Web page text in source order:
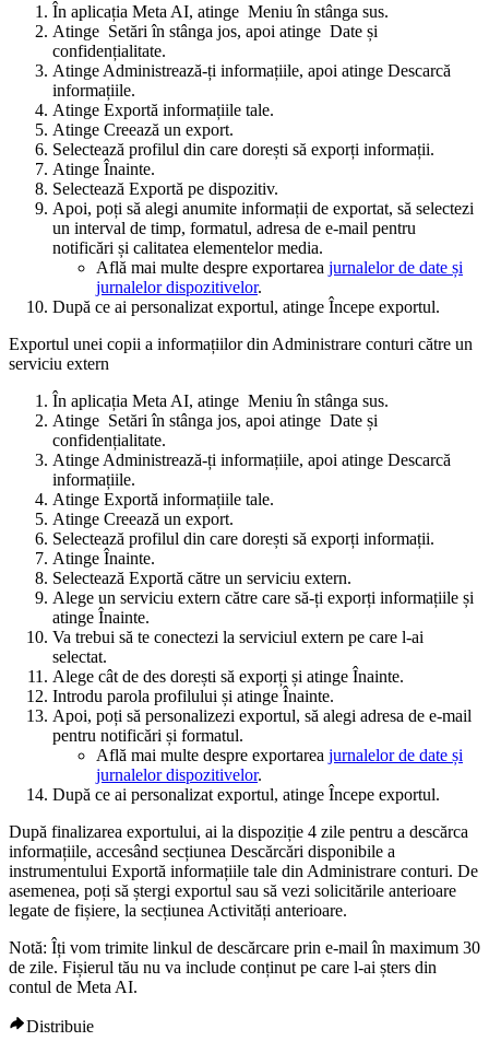
În aplicația Meta AI, atinge Meniu în stânga sus.
Atinge Setări în stânga jos, apoi atinge Date și
confidențialitate.
Atinge Administrează-ți informațiile, apoi atinge Descarcă
informațiile.
Atinge Exportă informațiile tale.
Atinge Creează un export.
Selectează profilul din care dorești să exporți informații.
Atinge Înainte.
Selectează Exportă pe dispozitiv.
Apoi, poți să alegi anumite informații de exportat, să selectezi
un interval de timp, formatul, adresa de e-mail pentru
notificări și calitatea elementelor media.
Află mai multe despre exportarea jurnalelor de date și
jurnalelor dispozitivelor.
După ce ai personalizat exportul, atinge Începe exportul.
Exportul unei copii a informațiilor din Administrare conturi către un
serviciu extern
În aplicația Meta AI, atinge Meniu în stânga sus.
Atinge Setări în stânga jos, apoi atinge Date și
confidențialitate.
Atinge Administrează-ți informațiile, apoi atinge Descarcă
informațiile.
Atinge Exportă informațiile tale.
Atinge Creează un export.
Selectează profilul din care dorești să exporți informații.
Atinge Înainte.
Selectează Exportă către un serviciu extern.
Alege un serviciu extern către care să-ți exporți informațiile și
atinge Înainte.
Va trebui să te conectezi la serviciul extern pe care l-ai
selectat.
Alege cât de des dorești să exporți și atinge Înainte.
Introdu parola profilului și atinge Înainte.
Apoi, poți să personalizezi exportul, să alegi adresa de e-mail
pentru notificări și formatul.
Află mai multe despre exportarea jurnalelor de date și
jurnalelor dispozitivelor.
După ce ai personalizat exportul, atinge Începe exportul.
După finalizarea exportului, ai la dispoziție 4 zile pentru a descărca
informațiile, accesând secțiunea Descărcări disponibile a
instrumentului Exportă informațiile tale din Administrare conturi. De
asemenea, poți să ștergi exportul sau să vezi solicitările anterioare
legate de fișiere, la secțiunea Activități anterioare.
Notă: Îți vom trimite linkul de descărcare prin e-mail în maximum 30
de zile. Fișierul tău nu va include conținut pe care l-ai șters din
contul de Meta AI.
Distribuie